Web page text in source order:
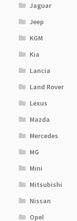
Jaguar
Jeep
KGM
Kia
Lancia
Land Rover
Lexus
Mazda
Mercedes
MG
Mini
Mitsubishi
Nissan
Opel